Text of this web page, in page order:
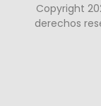
Copyright
derechos